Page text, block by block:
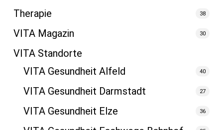
Therapie 38
VITA Magazin 30
VITA Standorte
VITA Gesundheit Alfeld 40
VITA Gesundheit Darmstadt 27
VITA Gesundheit Elze 36